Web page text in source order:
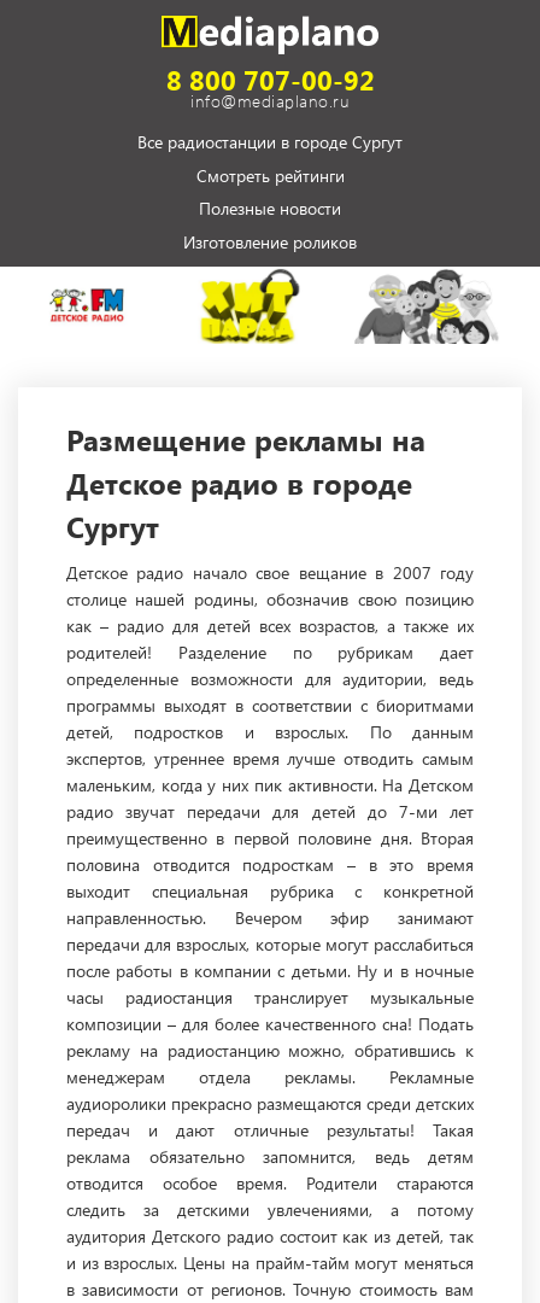
8 800 707-00-92
info@mediaplano.ru
Все радиостанции в городе Сургут
Смотреть рейтинги
Полезные новости
Изготовление роликов
Размещение рекламы на
Детское радио в городе
Сургут
Детское радио начало свое вещание в 2007 году
столице нашей родины, обозначив свою позицию
как – радио для детей всех возрастов, а также их
родителей! Разделение по рубрикам дает
определенные возможности для аудитории, ведь
программы выходят в соответствии с биоритмами
детей, подростков и взрослых. По данным
экспертов, утреннее время лучше отводить самым
маленьким, когда у них пик активности. На Детском
радио звучат передачи для детей до 7-ми лет
преимущественно в первой половине дня. Вторая
половина отводится подросткам – в это время
выходит специальная рубрика с конкретной
направленностью. Вечером эфир занимают
передачи для взрослых, которые могут расслабиться
после работы в компании с детьми. Ну и в ночные
часы радиостанция транслирует музыкальные
композиции – для более качественного сна! Подать
рекламу на радиостанцию можно, обратившись к
менеджерам отдела рекламы. Рекламные
аудиоролики прекрасно размещаются среди детских
передач и дают отличные результаты! Такая
реклама обязательно запомнится, ведь детям
отводится особое время. Родители стараются
следить за детскими увлечениями, а потому
аудитория Детского радио состоит как из детей, так
и из взрослых. Цены на прайм-тайм могут меняться
в зависимости от регионов. Точную стоимость вам